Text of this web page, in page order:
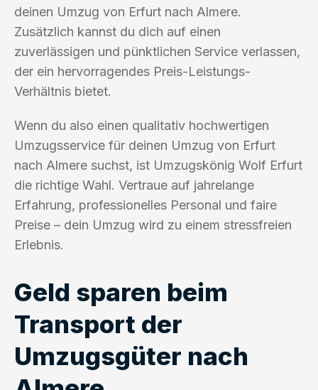
deinen Umzug von Erfurt nach Almere.
Zusätzlich kannst du dich auf einen
zuverlässigen und pünktlichen Service verlassen,
der ein hervorragendes Preis-Leistungs-
Verhältnis bietet.
Wenn du also einen qualitativ hochwertigen
Umzugsservice für deinen Umzug von Erfurt
nach Almere suchst, ist Umzugskönig Wolf Erfurt
die richtige Wahl. Vertraue auf jahrelange
Erfahrung, professionelles Personal und faire
Preise – dein Umzug wird zu einem stressfreien
Erlebnis.
Geld sparen beim
Transport der
Umzugsgüter nach